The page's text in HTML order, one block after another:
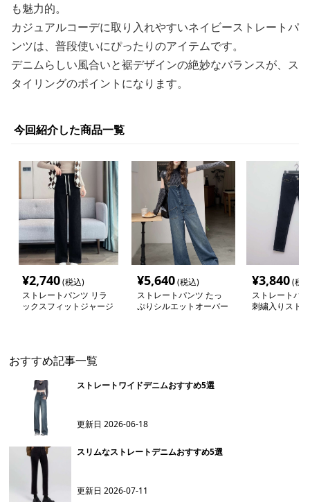
も魅力的。
カジュアルコーデに取り入れやすいネイビーストレートパ
ンツは、普段使いにぴったりのアイテムです。
デニムらしい風合いと裾デザインの絶妙なバランスが、ス
タイリングのポイントになります。
今回紹介した商品一覧
¥2,740(税込)
ストレートパンツ リラ
ックスフィットジャージ
¥5,640(税込)
ストレートパンツ たっ
ぷりシルエットオーバー
¥3,840(税
ストレートパ
刺繍入りスト
おすすめ記事一覧
ストレートワイドデニムおすすめ5選
更新日2026-06-18
スリムなストレートデニムおすすめ5選
更新日2026-07-11